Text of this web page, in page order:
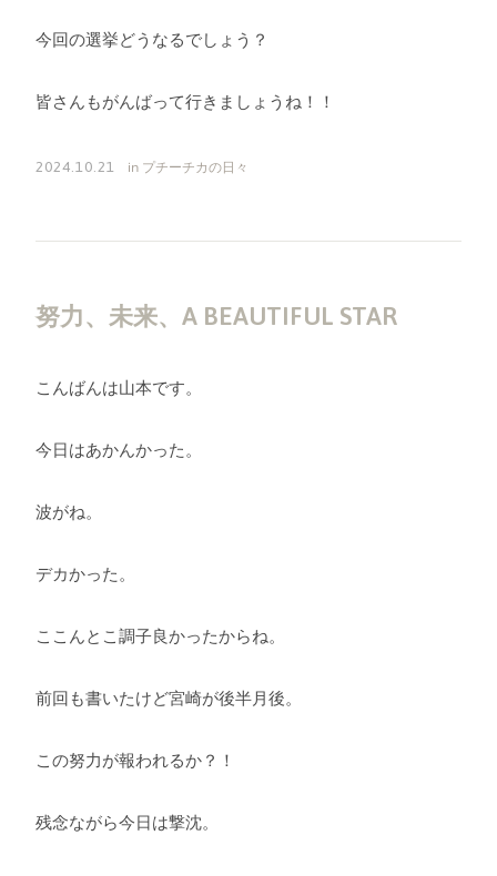
今回の選挙どうなるでしょう？
皆さんもがんばって行きましょうね！！
2024.10.21 in プチーチカの日々
努力、未来、A BEAUTIFUL STAR
こんばんは山本です。
今日はあかんかった。
波がね。
デカかった。
ここんとこ調子良かったからね。
前回も書いたけど宮崎が後半月後。
この努力が報われるか？！
残念ながら今日は撃沈。